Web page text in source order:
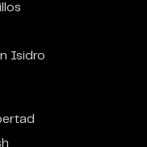
Isidro